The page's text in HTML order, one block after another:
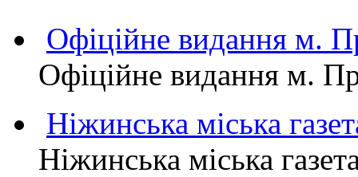
Офіційне видання
Офіційне видання м.
Ніжинська міська
Ніжинська міська